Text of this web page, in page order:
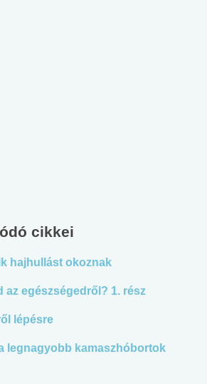
cikkei
hajhullást okoznak
az egészségedről? 1. rész
lépésre
legnagyobb kamaszhóbortok